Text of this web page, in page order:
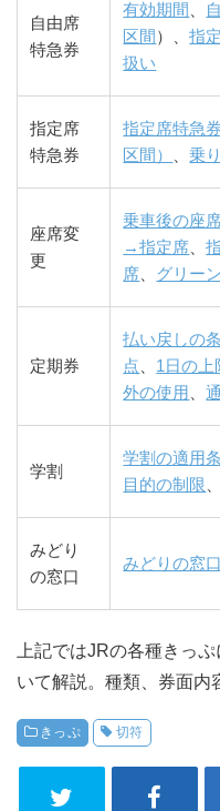
自由席
特急券
有効期間
区間 ）、指
扱い
指定席
特急券
指定席特急
区間）
、乗
座席変
更
乗車後の座
→指定席 、
席
グリー
定期券
払い戻しの
点
1日の上
外の使用
、
学割
学割の適用
目的の制限
みどり
の窓口
みどりの窓
上記ではJRの各種きっ
いて解説。種類、券面内
きっぷ 切符